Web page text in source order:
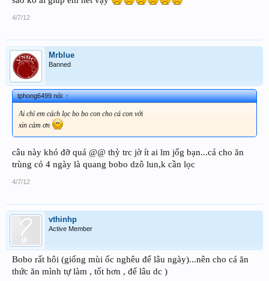
4/7/12
Mrblue
Banned
tphong6499 nói:↑
Ai chỉ em cách lọc bo bo con cho cá con với
xin cảm ơn
câu này khó đỡ quá @@ thỳ trc jờ ít ai lm jốg bạn...cá cho ăn
trùng cỏ 4 ngày là quang bobo dzô lun,k cần lọc
4/7/12
vthinhp
Active Member
Bobo rất hôi (giống mùi ốc nghêu để lâu ngày)...nên cho cá ăn
thức ăn mình tự làm , tốt hơn , để lâu dc )